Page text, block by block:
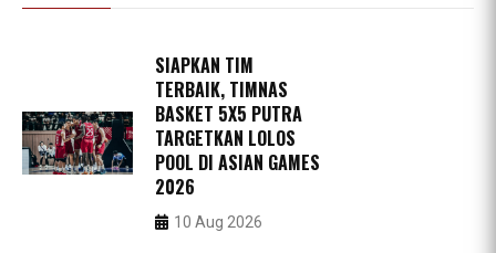
SIAPKAN TIM
TERBAIK, TIMNAS
BASKET 5X5 PUTRA
TARGETKAN LOLOS
POOL DI ASIAN GAMES
2026
10 Aug 2026